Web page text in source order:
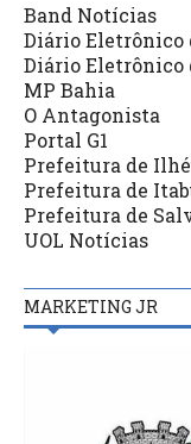
Band Notícias
Diário Eletrônico
Diário Eletrônico
MP Bahia
O Antagonista
Portal G1
Prefeitura de
Prefeitura de
Prefeitura de
UOL Notícias
MARKETING JR